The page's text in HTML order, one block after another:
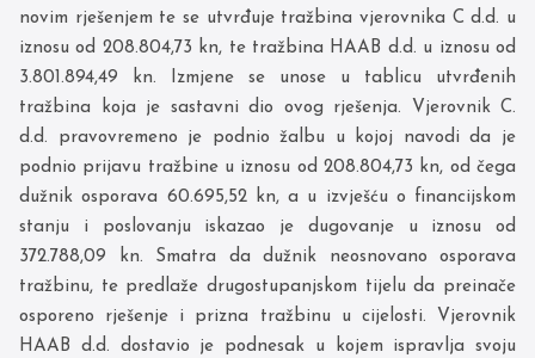
novim rješenjem te se utvrđuje tražbina vjerovnika C d.d. u
iznosu od 208.804,73 kn, te tražbina HAAB d.d. u iznosu od
3.801.894,49 kn. Izmjene se unose u tablicu utvrđenih
tražbina koja je sastavni dio ovog rješenja. Vjerovnik C.
d.d. pravovremeno je podnio žalbu u kojoj navodi da je
podnio prijavu tražbine u iznosu od 208.804,73 kn, od čega
dužnik osporava 60.695,52 kn, a u izvješću o financijskom
stanju i poslovanju iskazao je dugovanje u iznosu od
372.788,09 kn. Smatra da dužnik neosnovano osporava
tražbinu, te predlaže drugostupanjskom tijelu da preinače
osporeno rješenje i prizna tražbinu u cijelosti. Vjerovnik
HAAB d.d. dostavio je podnesak u kojem ispravlja svoju